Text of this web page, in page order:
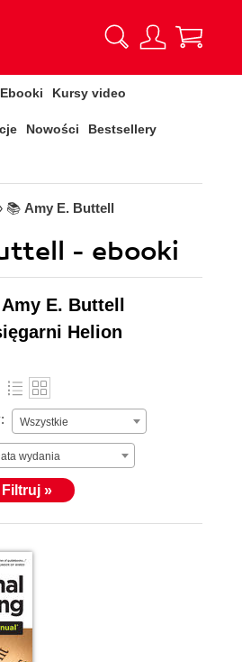
Ebooki Kursy video
Nowości Bestsellery
📚 Amy E. Buttell
- ebooki
E. Buttell
Helion
Wszystkie
wydania
Filtruj »